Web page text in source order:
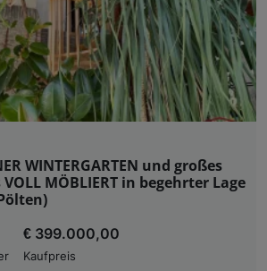
WINTERGARTEN und großes
MÖBLIERT in begehrter Lage
€ 399.000,00
Kaufpreis